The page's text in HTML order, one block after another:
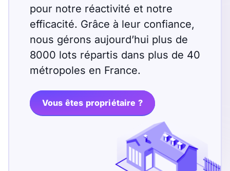
pour notre réactivité et notre
efficacité. Grâce à leur confiance,
nous gérons aujourd’hui plus de
8000 lots répartis dans plus de 40
métropoles en France.
Vous êtes propriétaire ?